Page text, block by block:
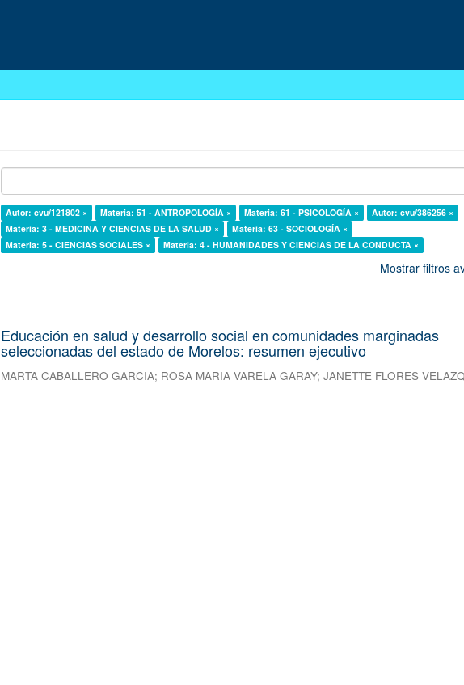
Autor: cvu/121802 × Materia: 51 - ANTROPOLOGÍA × Materia: 61 - PSICOLOGÍA ×
Autor: cvu/386256 ×
Materia: 3 - MEDICINA Y CIENCIAS DE LA SALUD ×
Materia: 63 - SOCIOLOGÍA ×
Materia: 5 - CIENCIAS SOCIALES ×
Materia: 4 - HUMANIDADES Y CIENCIAS DE LA CONDUCTA ×
Mostrar filtros
Educación en salud y desarrollo social en comunidades marginadas
seleccionadas del estado de Morelos: resumen ejecutivo
MARTA CABALLERO GARCIA; ROSA MARIA VARELA GARAY;JANETTE FLORES